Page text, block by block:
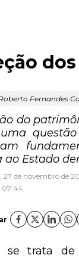
Fernandes
do
ao Estado
27 de novembro de
07:44
se trata